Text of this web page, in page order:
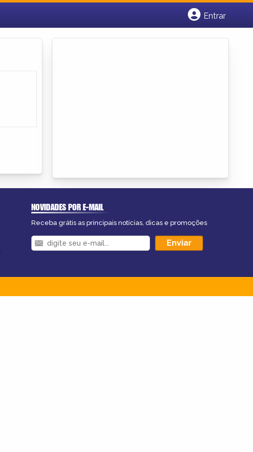
Entrar
NOVIDADES POR E-MAIL
Receba grátis as principais notícias, dicas e promoções